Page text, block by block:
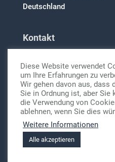
Deutschland
Kontakt
Rechtliches
Datenschutz
Impressum
Diese Website verwendet
um Ihre Erfahrungen zu
Wir gehen davon aus, dass
Sie in Ordnung ist, aber Sie
die Verwendung von
ablehnen, wenn Sie dies
Weitere Informationen
Alle akzeptieren